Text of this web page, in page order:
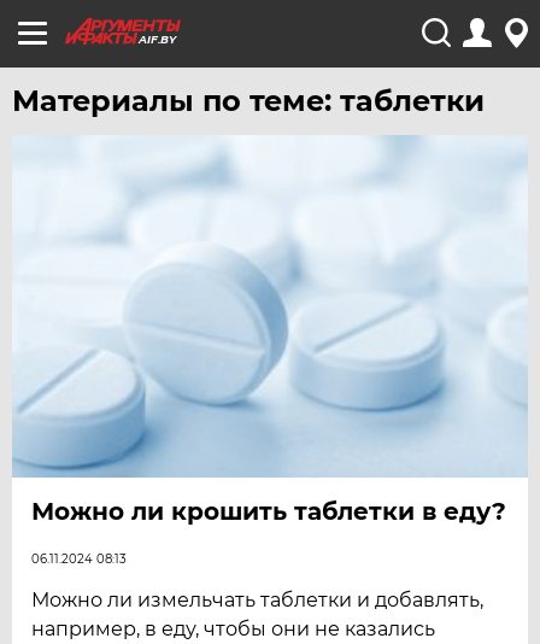
AIF.BY
Материалы по теме: таблетки
Можно ли крошить таблетки в еду?
06.11.2024 08:13
Можно ли измельчать таблетки и добавлять,
например, в еду, чтобы они не казались